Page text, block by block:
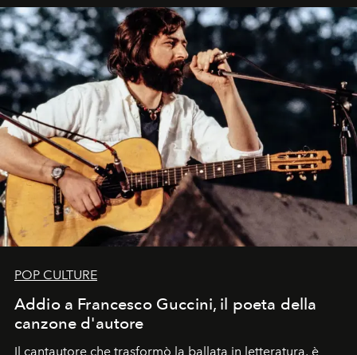
uno dei documenti più contemporanei che abbiamo.
POP CULTURE
Addio a Francesco Guccini, il poeta della
canzone d'autore
Il cantautore che trasformò la ballata in letteratura, è